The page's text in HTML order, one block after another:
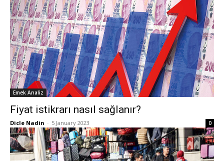
Emek Analiz
Fiyat istikrarı nasıl sağlanır?
Dicle Nadin - 5 January 2023 0